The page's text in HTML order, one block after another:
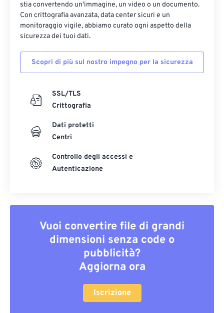
stia convertendo un'immagine, un video o un documento.
Con crittografia avanzata, data center sicuri e un
monitoraggio vigile, abbiamo curato ogni aspetto della
sicurezza dei tuoi dati.
Scopri di più sul nostro impegno per la sicurezza
SSL/TLS
Crittografia
Dati protetti
Centri
Controllo degli accessi e
Autenticazione
Vuoi convertire file di grandi
dimensioni senza code o
pubblicità?
Aggiorna ora
Iscrizione